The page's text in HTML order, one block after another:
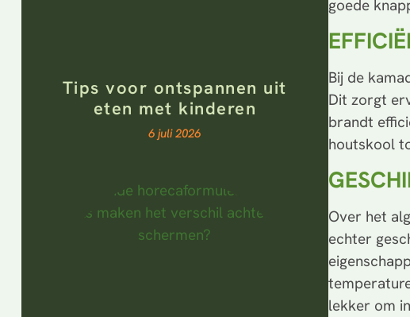
Tips voor ontspannen uit
eten met kinderen
6 juli 2026
goede
Bij de
Dit zorgt
brandt
houtskool
Over het
echter
lekker om